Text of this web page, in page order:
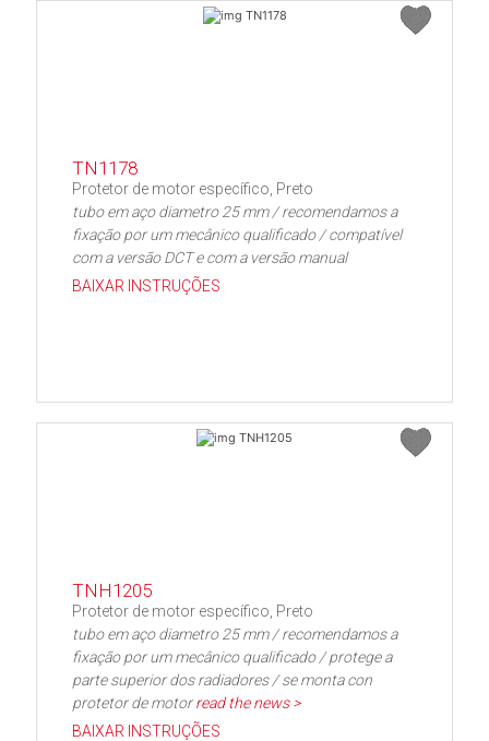
TN1178
Protetor de motor específico, Preto
tubo em aço diametro 25 mm / recomendamos a
fixação por um mecânico qualificado / compatível
com a versão DCT e com a versão manual
BAIXAR INSTRUÇÕES
TNH1205
Protetor de motor específico, Preto
tubo em aço diametro 25 mm / recomendamos a
fixação por um mecânico qualificado / protege a
parte superior dos radiadores / se monta con
protetor de motorread the news >
BAIXAR INSTRUÇÕES